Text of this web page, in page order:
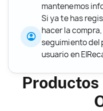
mantenemos
Si ya te has
hacer la
seguimiento del
usuario en